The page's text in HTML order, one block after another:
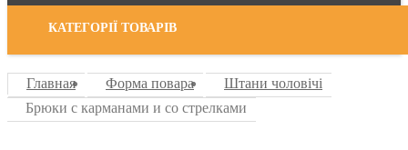
КАТЕГОРІЇ ТОВАРІВ
Главная Форма повара
Штани чоловічі
Брюки с карманами и со стрелками